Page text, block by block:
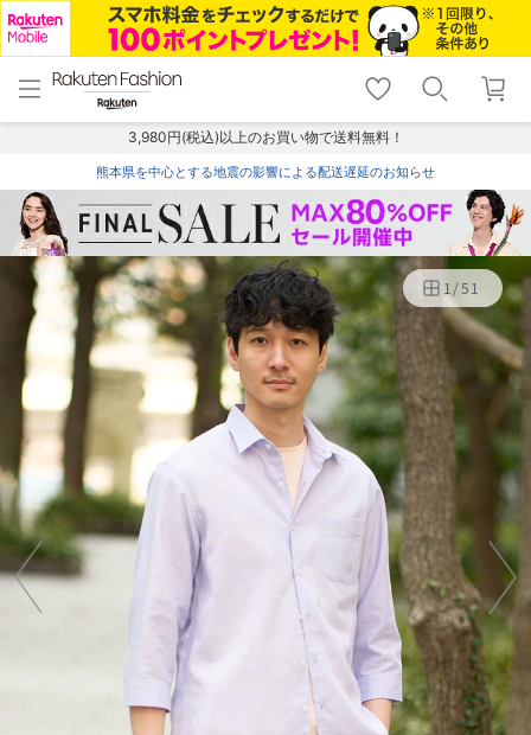
menu home
トップ
shopping_cart lock_outline
ログイン
3,980円(税込)以上のお買い物で送料無料！
熊本県を中心とする地震の影響による配送遅延のお知らせ
1/51